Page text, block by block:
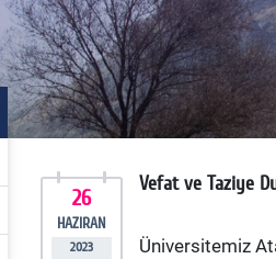
26
HAZIRAN
2023
Vefat ve Taziye
Üniversitemiz